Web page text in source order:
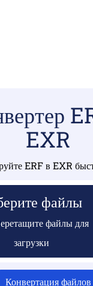
EXR
ERF в EXR
файлы
файлы для
загрузки
Конвертация файлов